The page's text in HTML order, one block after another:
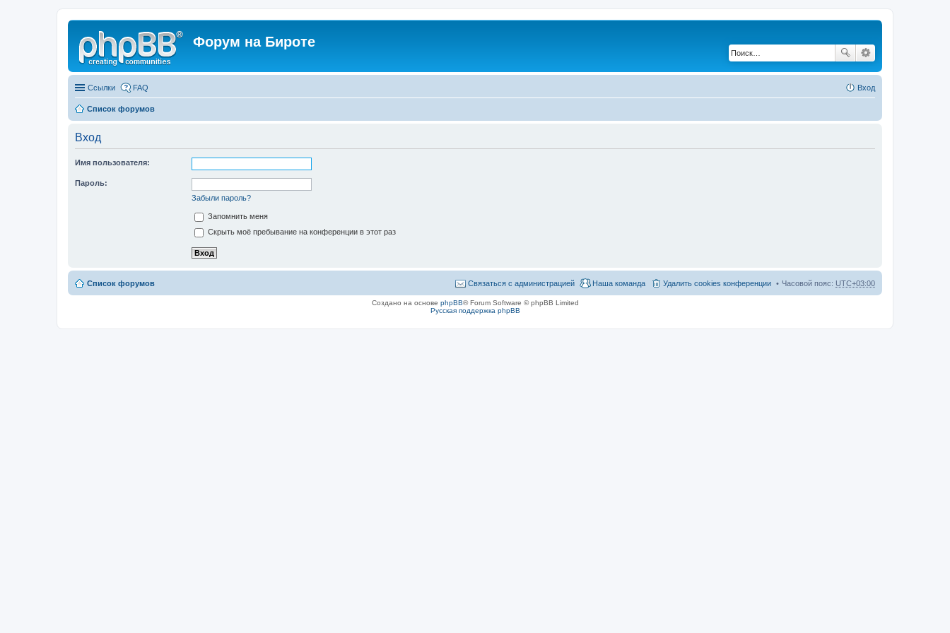
Форум на Бироте
Ссылки FAQ Вход
Список форумов
Вход
Имя пользователя:
Пароль:
Забыли пароль?
Запомнить меня
Скрыть моё пребывание на конференции в этот раз
Список форумов Часовой пояс: UTC+03:00
Удалить cookies конференции
Наша команда
Связаться с администрацией
Создано на основе phpBB® Forum Software © phpBB Limited
Русская поддержка phpBB